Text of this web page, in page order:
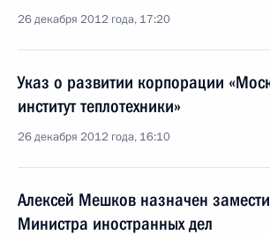
26 декабря 2012 года, 17:20
Указ о развитии корпорации
институт теплотехники»
26 декабря 2012 года, 16:10
Алексей Мешков назначен
Министра иностранных дел